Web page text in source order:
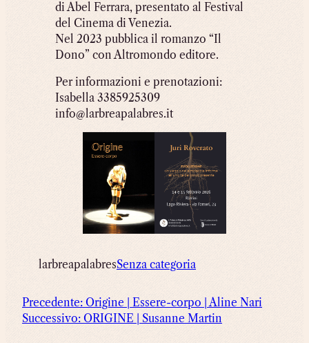
di Abel Ferrara, presentato al Festival
del Cinema di Venezia.
Nel 2023 pubblica il romanzo “Il
Dono” con Altromondo editore.
Per informazioni e prenotazioni:
Isabella 3385925309
info@larbreapalabres.it
larbreapalabresSenza categoria
Precedente: Origine | Essere-corpo | Aline Nari
Successivo: ORIGINE | Susanne Martin